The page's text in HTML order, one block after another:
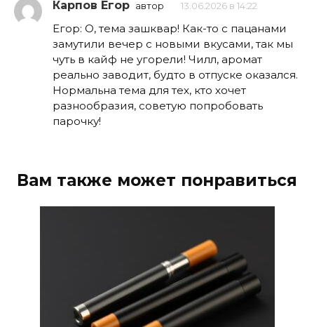
Карпов Егор автор 13.06.2026 в 14:22
Егор: О, тема зашквар! Как-то с пацанами
замутили вечер с новыми вкусами, так мы
чуть в кайф не угорели! Чилл, аромат
реально заводит, будто в отпуске оказался.
Нормальна тема для тех, кто хочет
разнообразия, советую попробовать
парочку!
Вам также может понравиться